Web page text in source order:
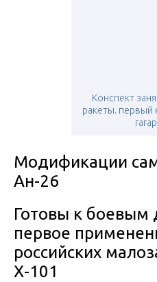
Конспект
ракеты. первый
Модификации
Ан-26
Готовы к боевым
первое
российских
Х-101